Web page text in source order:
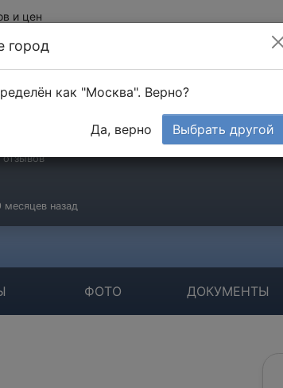
и цен
отзывов
месяцев назад
ФОТО ДОКУМЕНТЫ
город
как "Москва". Верно?
Да, верно Выбрать другой